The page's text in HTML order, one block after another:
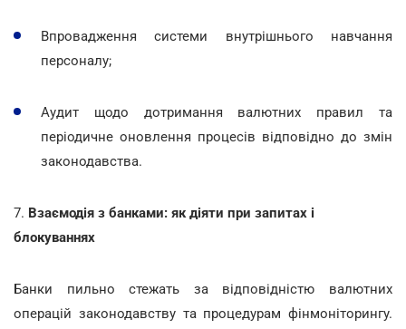
Впровадження системи внутрішнього навчання
персоналу;
Аудит щодо дотримання валютних правил та
періодичне оновлення процесів відповідно до змін
законодавства.
7. Взаємодія з банками: як діяти при запитах і
блокуваннях
Банки пильно стежать за відповідністю валютних
операцій законодавству та процедурам фінмоніторингу.